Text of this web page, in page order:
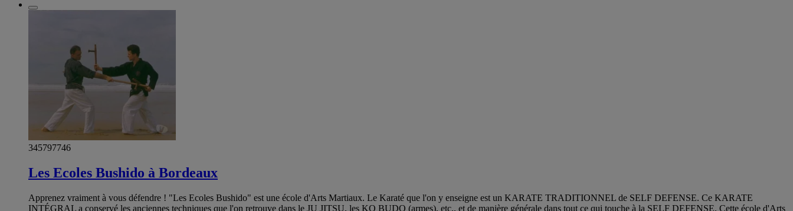
345797746
Les Ecoles Bushido à Bordeaux
Apprenez vraiment à vous défendre ! "Les Ecoles Bushido" est une école d'Arts Martiaux. Le Karaté que l'on y enseigne est un KARATE TRADITIONNEL de SELF DEFENSE. Ce KARATE
INTÉGRAL a conservé les anciennes techniques que l'on retrouve dans le JU JITSU, les KO BUDO (armes), etc., et de manière générale dans tout ce qui touche à la SELF DEFENSE. Cette école d'Arts